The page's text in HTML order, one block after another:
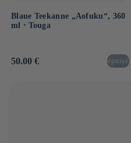
Blaue Teekanne „Aofuku“, 360
ml ⋅ Touga
Normaler
50.00 € épuisé